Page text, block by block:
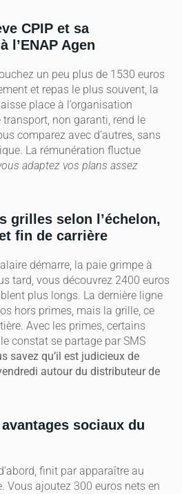
CPIP et sa
l’ENAP Agen
un peu plus de 1530 euros
et repas le plus souvent, la
place à l’organisation
non garanti, rend le
comparez avec d’autres, sans
La rémunération fluctue
adaptez vos plans assez
grilles selon l’échelon,
fin de carrière
démarre, la paie grimpe à
tard, vous découvrez 2400 euros
plus longs. La dernière ligne
hors primes, mais la grille, ce
Avec les primes, certains
constat se partage par SMS
savez qu’il est judicieux de
autour du distributeur de
sociaux du
finit par apparaître au
Vous ajoutez 300 euros nets en